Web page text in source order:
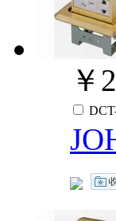
￥